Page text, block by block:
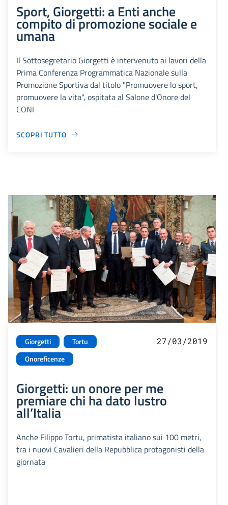
Sport, Giorgetti: a Enti anche
compito di promozione sociale e
umana
Il Sottosegretario Giorgetti è intervenuto ai lavori della
Prima Conferenza Programmatica Nazionale sulla
Promozione Sportiva dal titolo "Promuovere lo sport,
promuovere la vita", ospitata al Salone d'Onore del
CONI
SCOPRI TUTTO
Giorgetti
Tortu
Onoreficenze
27/03/2019
Giorgetti: un onore per me
premiare chi ha dato lustro
all’Italia
Anche Filippo Tortu, primatista italiano sui 100 metri,
tra i nuovi Cavalieri della Repubblica protagonisti della
giornata